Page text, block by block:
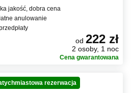
jakość, dobra cena
anulowanie
od 222 zł
2 osoby, 1 noc
Cena gwarantowana
rezerwacja